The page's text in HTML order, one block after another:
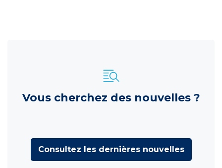
Vous cherchez des nouvelles ?
Consultez les dernières nouvelles